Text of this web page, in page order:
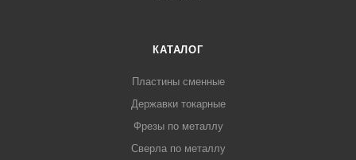
КАТАЛОГ
Пластины сменные
Державки токарные
Фрезы по металлу
Сверла по металлу